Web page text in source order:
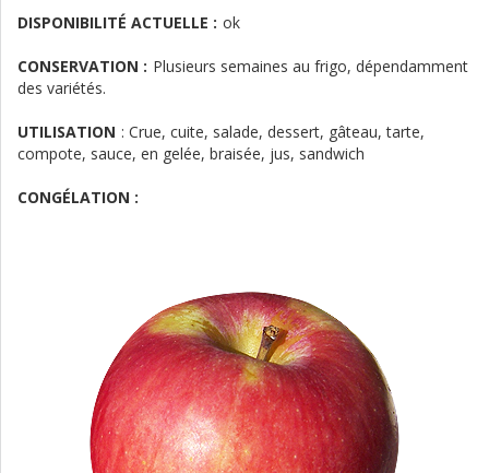
DISPONIBILITÉ ACTUELLE : ok
CONSERVATION : Plusieurs semaines au frigo, dépendamment
des variétés.
UTILISATION : Crue, cuite, salade, dessert, gâteau, tarte,
compote, sauce, en gelée, braisée, jus, sandwich
CONGÉLATION :